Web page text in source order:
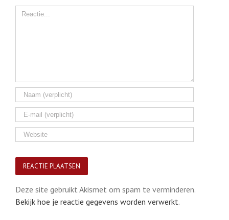
Comment
Deze site gebruikt Akismet om spam te verminderen.
Bekijk hoe je reactie gegevens worden verwerkt.